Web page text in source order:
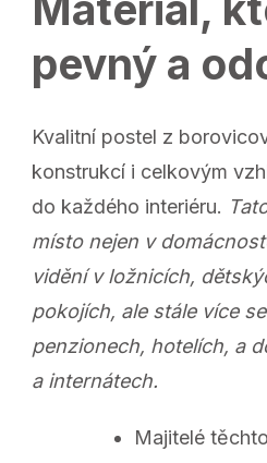
pevný a
Kvalitní postel z
konstrukcí i celkovým
do každého interiéru.
místo nejen v
vidění v ložnicích,
pokojích, ale stále více
penzionech, hotelích, a
a internátech.
Majitelé